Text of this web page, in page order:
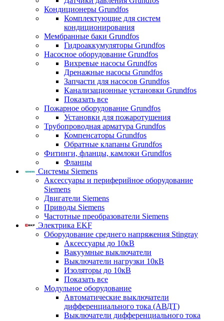
Кондиционеры Grundfos
Комплектующие для систем
кондиционирования
Мембранные баки Grundfos
Гидроаккумуляторы Grundfos
Насосное оборудование Grundfos
Вихревые насосы Grundfos
Дренажные насосы Grundfos
Запчасти для насосов Grundfos
Канализационные установки Grundfos
Показать все
Пожарное оборудование Grundfos
Установки для пожаротушения
Трубопроводная арматура Grundfos
Компенсаторы Grundfos
Обратные клапаны Grundfos
Фитинги, фланцы, камлоки Grundfos
Фланцы
Системы Siemens
Аксессуары и периферийное оборудование
Siemens
Двигатели Siemens
Приводы Siemens
Частотные преобразователи Siemens
Электрика EKF
Оборудование среднего напряжения Stingray
Аксессуары до 10кВ
Вакуумные выключатели
Выключатели нагрузки 10кВ
Изоляторы до 10кВ
Показать все
Модульное оборудование
Автоматические выключатели
дифференциального тока (АВДТ)
Выключатели дифференциального тока